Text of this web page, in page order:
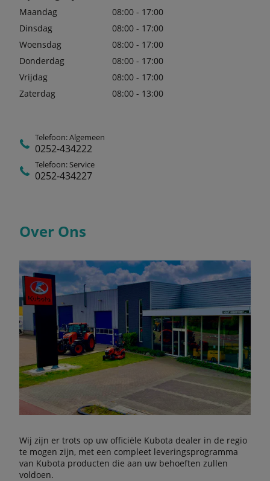
Maandag
08:00 - 17:00
Dinsdag
08:00 - 17:00
Woensdag
08:00 - 17:00
Donderdag
08:00 - 17:00
Vrijdag
08:00 - 17:00
Zaterdag
08:00 - 13:00
Telefoon: Algemeen
0252-434222
Telefoon: Service
0252-434227
Over Ons
Wij zijn er trots op uw officiële Kubota dealer in de regio
te mogen zijn, met een compleet leveringsprogramma
van Kubota producten die aan uw behoeften zullen
voldoen.